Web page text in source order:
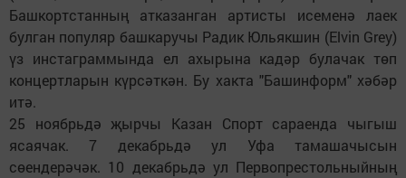
Башкортстанның атказанган артисты исеменә лаек
булган популяр башкаручы Радик Юльякшин (Elvin Grey)
үз инстаграммында ел ахырына кадәр булачак төп
концертларын күрсәткән. Бу хакта "Башинформ" хәбәр
итә.
25 ноябрьдә җырчы Казан Спорт сараенда чыгыш
ясаячак. 7 декабрьдә ул Уфа тамашачысын
сөендерәчәк. 10 декабрьдә ул Первопрестольныйның